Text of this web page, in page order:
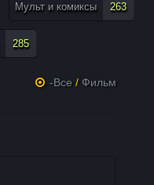
Мульт и комиксы 263
285
-Все / Фильм